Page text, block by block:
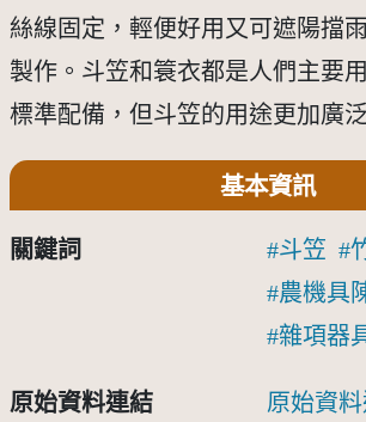
絲線固定，輕便好用又可遮陽擋
製作。斗笠和簑衣都是人們主要
標準配備，但斗笠的用途更加廣泛
基本資訊
關鍵詞 斗笠
農機具
雜項器
原始資料連結 原始資